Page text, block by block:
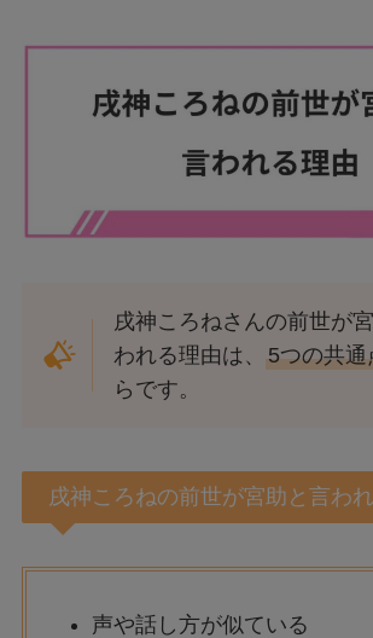
戌神ころねさんの前世が
われる理由は、5つの共通
らです。
戌神ころねの前世が宮助と言わ
声や話し方が似ている